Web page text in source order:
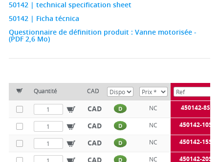
50142 | technical specification sheet
50142 | Ficha técnica
Questionnaire de définition produit : Vanne motorisée -
(PDF 2,6 Mo)
Quantité CAD
CAD D NC 450142-8SE
CAD D NC 450142-10SE
CAD D NC 450142-15SE
CAD D NC 450142-20SE